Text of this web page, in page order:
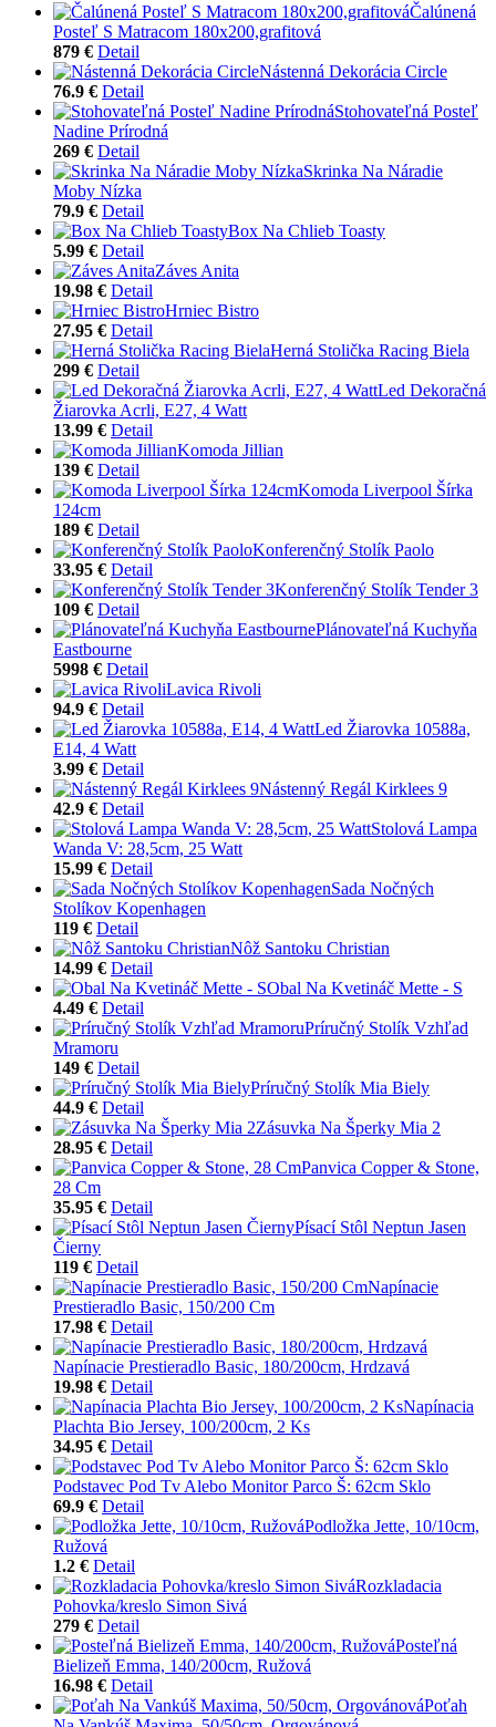
Čalúnená
Posteľ S Matracom 180x200,grafitová
879 € Detail
Nástenná Dekorácia Circle
76.9 € Detail
Stohovateľná Posteľ
Nadine Prírodná
269 € Detail
Skrinka Na Náradie
Moby Nízka
79.9 € Detail
Box Na Chlieb Toasty
5.99 € Detail
Záves Anita
19.98 € Detail
Hrniec Bistro
27.95 € Detail
Herná Stolička Racing Biela
299 € Detail
Led Dekoračná
Žiarovka Acrli, E27, 4 Watt
13.99 € Detail
Komoda Jillian
139 € Detail
Komoda Liverpool Šírka
124cm
189 € Detail
Konferenčný Stolík Paolo
33.95 € Detail
Konferenčný Stolík Tender 3
109 € Detail
Plánovateľná Kuchyňa
Eastbourne
5998 € Detail
Lavica Rivoli
94.9 € Detail
Led Žiarovka 10588a,
E14, 4 Watt
3.99 € Detail
Nástenný Regál Kirklees 9
42.9 € Detail
Stolová Lampa
Wanda V: 28,5cm, 25 Watt
15.99 € Detail
Sada Nočných
Stolíkov Kopenhagen
119 € Detail
Nôž Santoku Christian
14.99 € Detail
Obal Na Kvetináč Mette - S
4.49 € Detail
Príručný Stolík Vzhľad
Mramoru
149 € Detail
Príručný Stolík Mia Biely
44.9 € Detail
Zásuvka Na Šperky Mia 2
28.95 € Detail
Panvica Copper & Stone,
28 Cm
35.95 € Detail
Písací Stôl Neptun Jasen
Čierny
119 € Detail
Napínacie
Prestieradlo Basic, 150/200 Cm
17.98 € Detail
Napínacie Prestieradlo Basic, 180/200cm, Hrdzavá
19.98 € Detail
Napínacia
Plachta Bio Jersey, 100/200cm, 2 Ks
34.95 € Detail
Podstavec Pod Tv Alebo Monitor Parco Š: 62cm Sklo
69.9 € Detail
Podložka Jette, 10/10cm,
Ružová
1.2 € Detail
Rozkladacia
Pohovka/kreslo Simon Sivá
279 € Detail
Posteľná
Bielizeň Emma, 140/200cm, Ružová
16.98 € Detail
Poťah